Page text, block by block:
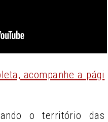
acompanhe a pági
o território das